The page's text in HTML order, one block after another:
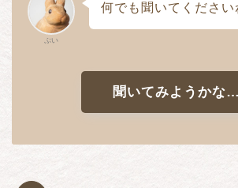
ぷい
何でも聞いてください
聞いてみようかな…